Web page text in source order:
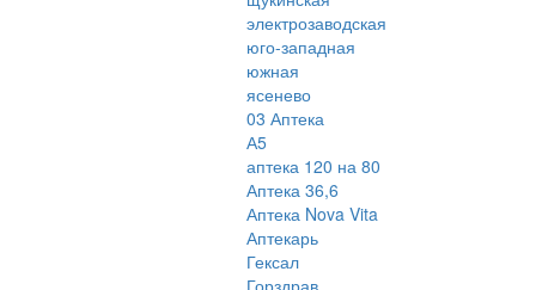
электрозаводская
юго-западная
южная
ясенево
03 Аптека
А5
аптека 120 на 80
Аптека 36,6
Аптека Nova Vita
Аптекарь
Гексал
Горздрав